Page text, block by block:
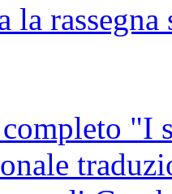
la rassegna
"I